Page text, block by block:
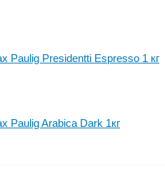
Paulig Presidentti Espresso 1 кг
Paulig Arabica Dark 1кг